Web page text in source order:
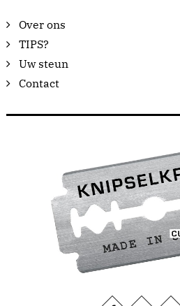
Over ons
TIPS?
Uw steun
Contact